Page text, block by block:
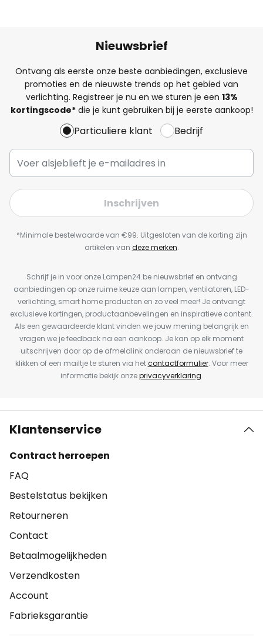
Nieuwsbrief
Ontvang als eerste onze beste aanbiedingen, exclusieve
promoties en de nieuwste trends op het gebied van
verlichting. Registreer je nu en we sturen je een 13%
kortingscode*die je kunt gebruiken bij je eerste aankoop!
Particuliere klant Bedrijf
Inschrijven
*Minimale bestelwaarde van €99. Uitgesloten van de korting zijn
artikelen van deze merken.
Schrijf je in voor onze Lampen24.be nieuwsbrief en ontvang
aanbiedingen op onze ruime keuze aan lampen, ventilatoren, LED-
verlichting, smart home producten en zo veel meer! Je ontvangt
exclusieve kortingen, productaanbevelingen en inspiratieve content.
Als een gewaardeerde klant vinden we jouw mening belangrijk en
vragen we je feedback na een aankoop. Je kan op elk moment
uitschrijven door op de afmeldlink onderaan de nieuwsbrief te
klikken of een mailtje te sturen via hetcontactformulier. Voor meer
informatie bekijk onzeprivacyverklaring.
Klantenservice
Contract herroepen
FAQ
Bestelstatus bekijken
Retourneren
Contact
Betaalmogelijkheden
Verzendkosten
Account
Fabrieksgarantie